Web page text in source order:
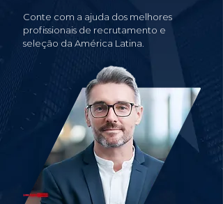
Conte com a ajuda dos melhores
profissionais de recrutamento e
seleção da América Latina.